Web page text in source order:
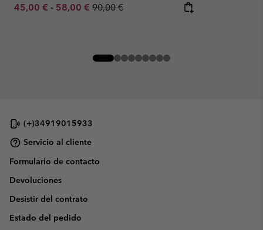
Minimum sale price:
45,00 € - Maximum sale price:
58,00 € Regular price:
90,00 €
(+)34919015933
Servicio al cliente
Formulario de contacto
Devoluciones
Desistir del contrato
Estado del pedido